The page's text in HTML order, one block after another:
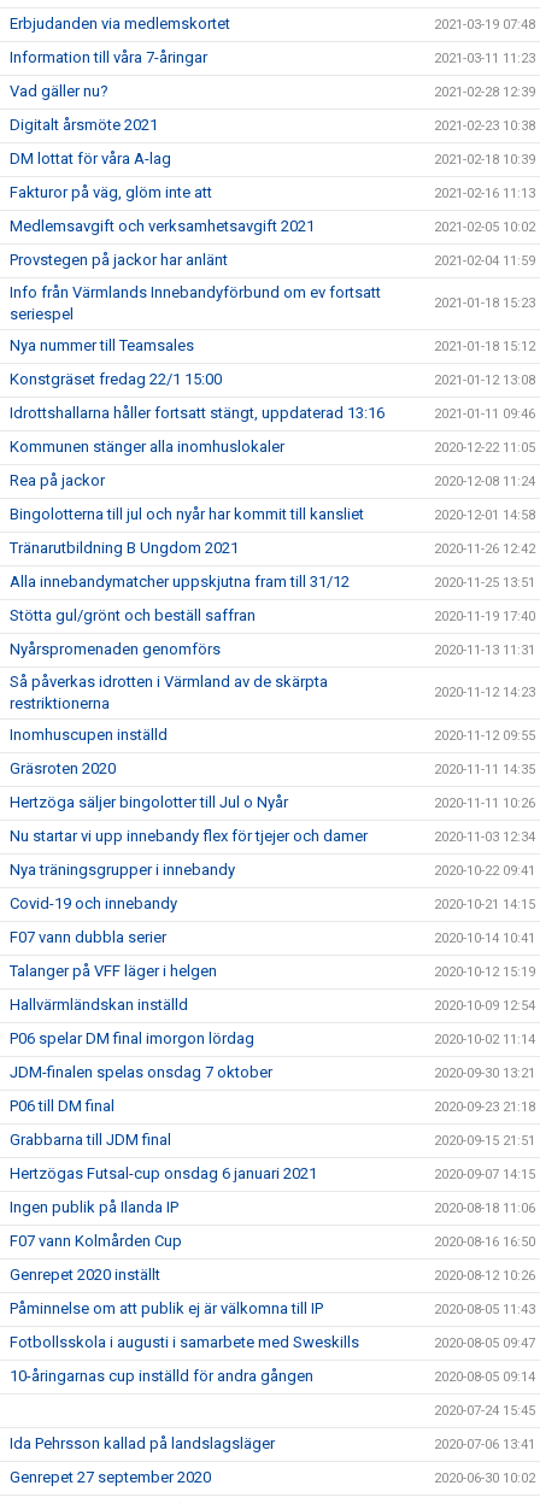
Erbjudanden via medlemskortet 2021-03-19 07:48
Information till våra 7-åringar 2021-03-11 11:23
Vad gäller nu? 2021-02-28 12:39
Digitalt årsmöte 2021 2021-02-23 10:38
DM lottat för våra A-lag 2021-02-18 10:39
Fakturor på väg, glöm inte att 2021-02-16 11:13
Medlemsavgift och verksamhetsavgift 2021 2021-02-05 10:02
Provstegen på jackor har anlänt 2021-02-04 11:59
Info från Värmlands Innebandyförbund om ev fortsatt
seriespel
2021-01-18 15:23
Nya nummer till Teamsales 2021-01-18 15:12
Konstgräset fredag 22/1 15:00 2021-01-12 13:08
Idrottshallarna håller fortsatt stängt, uppdaterad 13:16 2021-01-11 09:46
Kommunen stänger alla inomhuslokaler 2020-12-22 11:05
Rea på jackor 2020-12-08 11:24
Bingolotterna till jul och nyår har kommit till kansliet 2020-12-01 14:58
Tränarutbildning B Ungdom 2021 2020-11-26 12:42
Alla innebandymatcher uppskjutna fram till 31/12 2020-11-25 13:51
Stötta gul/grönt och beställ saffran 2020-11-19 17:40
Nyårspromenaden genomförs 2020-11-13 11:31
Så påverkas idrotten i Värmland av de skärpta
restriktionerna
2020-11-12 14:23
Inomhuscupen inställd 2020-11-12 09:55
Gräsroten 2020 2020-11-11 14:35
Hertzöga säljer bingolotter till Jul o Nyår 2020-11-11 10:26
Nu startar vi upp innebandy flex för tjejer och damer 2020-11-03 12:34
Nya träningsgrupper i innebandy 2020-10-22 09:41
Covid-19 och innebandy 2020-10-21 14:15
F07 vann dubbla serier 2020-10-14 10:41
Talanger på VFF läger i helgen 2020-10-12 15:19
Hallvärmländskan inställd 2020-10-09 12:54
P06 spelar DM final imorgon lördag 2020-10-02 11:14
JDM-finalen spelas onsdag 7 oktober 2020-09-30 13:21
P06 till DM final 2020-09-23 21:18
Grabbarna till JDM final 2020-09-15 21:51
Hertzögas Futsal-cup onsdag 6 januari 2021 2020-09-07 14:15
Ingen publik på Ilanda IP 2020-08-18 11:06
F07 vann Kolmården Cup 2020-08-16 16:50
Genrepet 2020 inställt 2020-08-12 10:26
Påminnelse om att publik ej är välkomna till IP 2020-08-05 11:43
Fotbollsskola i augusti i samarbete med Sweskills 2020-08-05 09:47
10-åringarnas cup inställd för andra gången 2020-08-05 09:14
2020-07-24 15:45
Ida Pehrsson kallad på landslagsläger 2020-07-06 13:41
Genrepet 27 september 2020 2020-06-30 10:02